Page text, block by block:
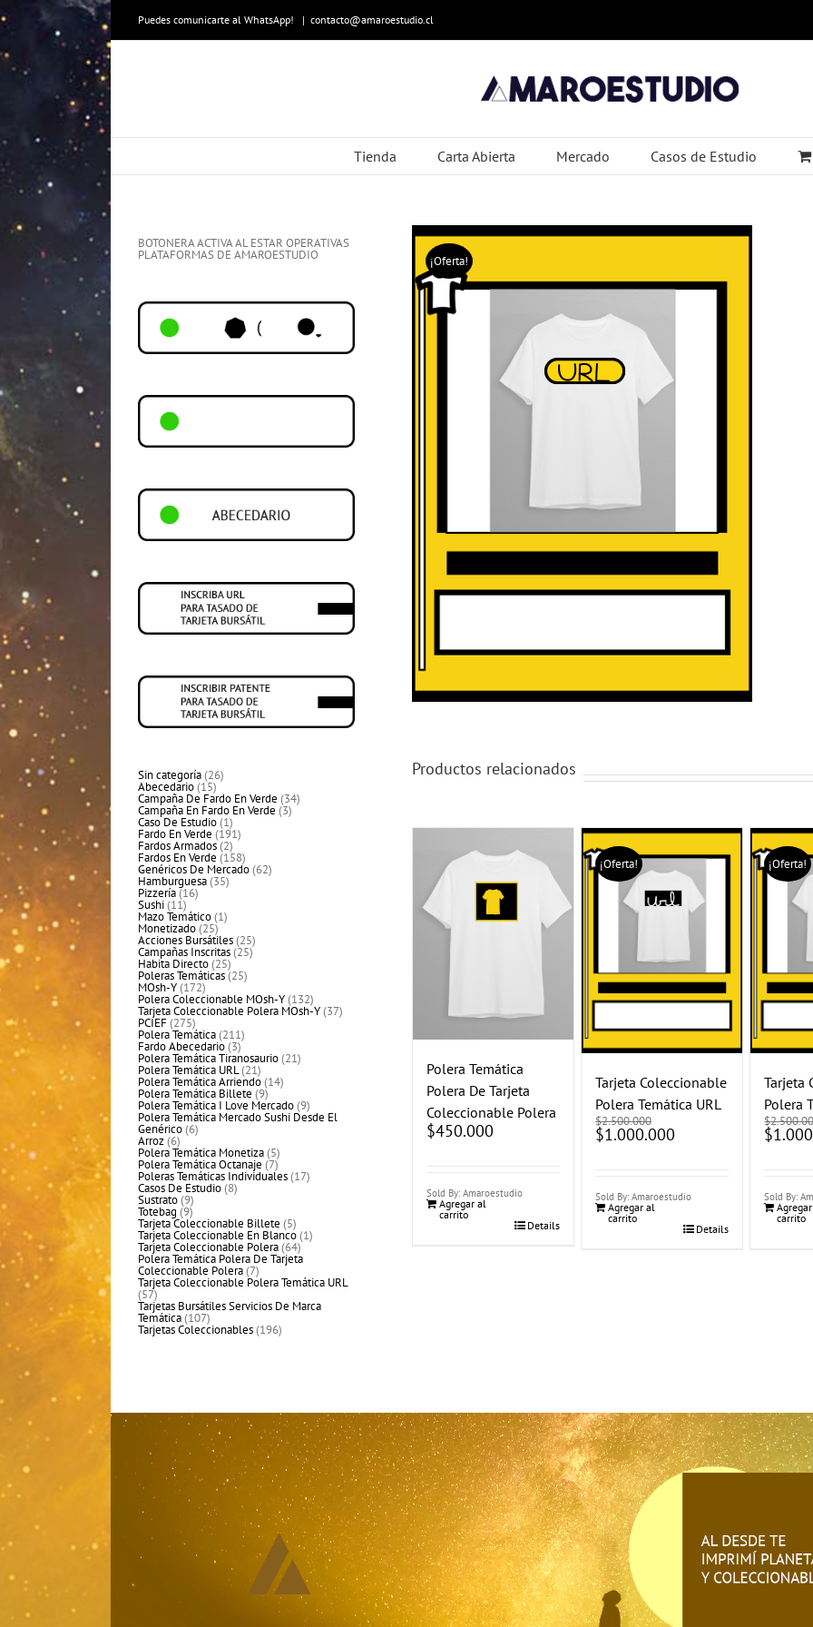
to
content
Puedes comunicarte al WhatsApp! | contacto@amaroestudio.cl
Tienda Carta Abierta Mercado Casos de Estudio
¡Oferta!
Productos relacionados
Polera Temática
Polera De Tarjeta
Coleccionable Polera
$450.000
Sold By: Amaroestudio
Agregar al
carrito
Details
¡Oferta!
Tarjeta Coleccionable
Polera Temática URL
$2.500.000
El
precio
$1.000.000
Sold By: Amaroestudio
Agregar al
carrito
Details
¡Oferta!
Tarjeta
Polera
$
El
precio
$
Sold By:
carrito
BOTONERA ACTIVA AL ESTAR OPERATIVAS
PLATAFORMAS DE AMAROESTUDIO
Sin categoría 2626
productos
Abecedario 1515
productos
Campaña De Fardo En Verde 3434
productos
Campaña En Fardo En Verde 33
productos
Caso De Estudio 11
producto
Fardo En Verde 191191
productos
Fardos Armados 22
productos
Fardos En Verde 158158
productos
Genéricos De Mercado 6262
productos
Hamburguesa 3535
productos
Pizzería 1616
productos
Sushi 1111
productos
Mazo Temático 11
producto
Monetizado 2525
productos
Acciones Bursátiles 2525
productos
Campañas Inscritas 2525
productos
Habita Directo 2525
productos
Poleras Temáticas 2525
productos
MOsh-Y 172172
productos
Polera Coleccionable MOsh-Y 132132
productos
Tarjeta Coleccionable Polera MOsh-Y 3737
productos
PCIEF 275275
productos
Polera Temática 211211
productos
Fardo Abecedario 33
productos
Polera Temática Tiranosaurio 2121
productos
Polera Temática URL 2121
productos
Polera Temática Arriendo 1414
productos
Polera Temática Billete 99
productos
Polera Temática I Love Mercado 99
productos
Polera Temática Mercado Sushi Desde El
Genérico 66
productos
Arroz 66
productos
Polera Temática Monetiza 55
productos
Polera Temática Octanaje 77
productos
Poleras Temáticas Individuales 1717
productos
Casos De Estudio 88
productos
Sustrato 99
productos
Totebag 99
productos
Tarjeta Coleccionable Billete 55
productos
Tarjeta Coleccionable En Blanco 11
producto
Tarjeta Coleccionable Polera 6464
productos
Polera Temática Polera De Tarjeta
Coleccionable Polera 77
productos
Tarjeta Coleccionable Polera Temática URL
5757
productos
Tarjetas Bursátiles Servicios De Marca
Temática 107107
productos
Tarjetas Coleccionables 196196
productos